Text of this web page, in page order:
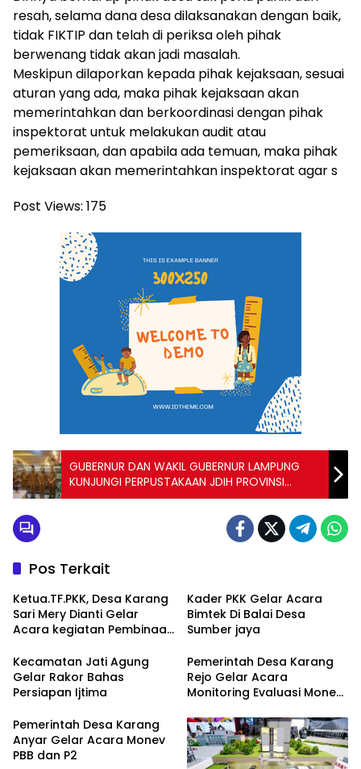
resah, selama dana desa dilaksanakan dengan baik,
tidak FIKTIP dan telah di periksa oleh pihak
berwenang tidak akan jadi masalah.
Meskipun dilaporkan kepada pihak kejaksaan, sesuai
aturan yang ada, maka pihak kejaksaan akan
memerintahkan dan berkoordinasi dengan pihak
inspektorat untuk melakukan audit atau
pemeriksaan, dan apabila ada temuan, maka pihak
kejaksaan akan memerintahkan inspektorat agar s
Post Views: 175
GUBERNUR DAN WAKIL GUBERNUR LAMPUNG
KUNJUNGI PERPUSTAKAAN JDIH PROVINSI
LAMPUNG DiBULAN RAMADHAN
Pos Terkait
Ketua.TF.PKK, Desa Karang
Sari Mery Dianti Gelar
Acara kegiatan Pembinaan
Anggota Kader PKK
Kader PKK Gelar Acara
Bimtek Di Balai Desa
Sumber jaya
Kecamatan Jati Agung
Gelar Rakor Bahas
Persiapan Ijtima
Pemerintah Desa Karang
Rejo Gelar Acara
Monitoring Evaluasi Monev
Pemerintah Desa Karang
Anyar Gelar Acara Monev
PBB dan P2